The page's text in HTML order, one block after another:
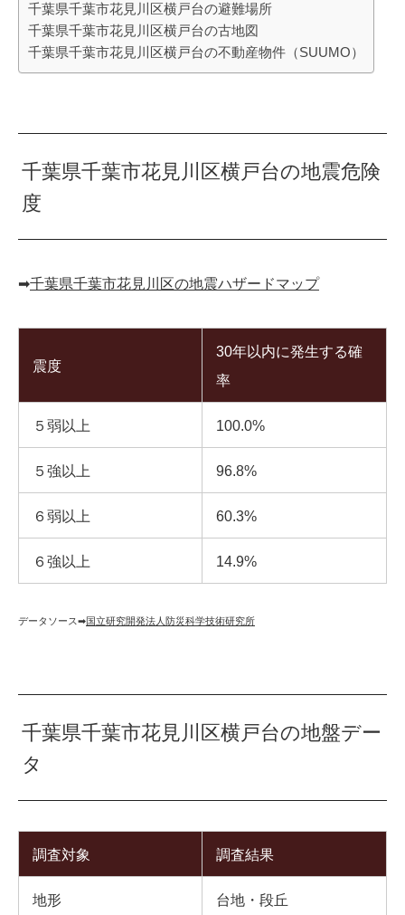
千葉県千葉市花見川区横戸台の避難場所
千葉県千葉市花見川区横戸台の古地図
千葉県千葉市花見川区横戸台の不動産物件（SUUMO）
千葉県千葉市花見川区横戸台の地震危険
度
➡︎千葉県千葉市花見川区の地震ハザードマップ
震度
30年以内に発生する確
率
５弱以上 100.0%
５強以上 96.8%
６弱以上 60.3%
６強以上 14.9%
データソース➡︎国立研究開発法人防災科学技術研究所
千葉県千葉市花見川区横戸台の地盤デー
タ
調査対象 調査結果
地形 台地・段丘